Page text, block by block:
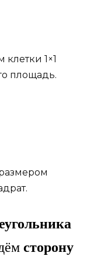
1×1
площадь.
сторону